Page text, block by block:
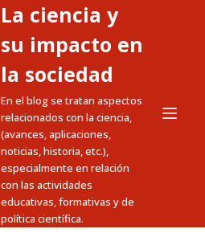
La ciencia y
su impacto en
la sociedad
En el blog se tratan aspectos
relacionados con la ciencia,
(avances, aplicaciones,
noticias, historia, etc.),
especialmente en relación
con las actividades
educativas, formativas y de
política científica.